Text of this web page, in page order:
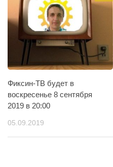
Фиксин-ТВ будет в
воскресенье 8 сентября
2019 в 20:00
05.09.2019